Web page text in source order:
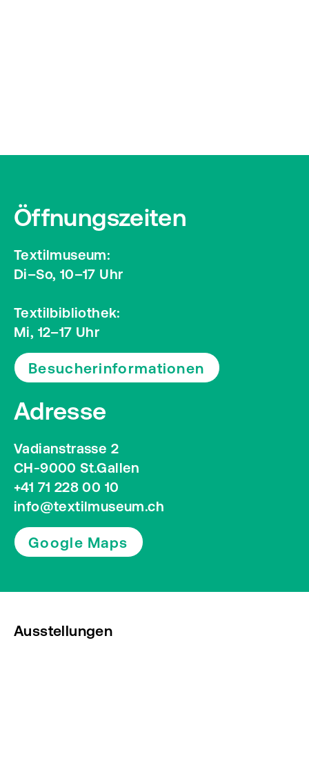
Öffnungszeiten
Textilmuseum:
Di–So, 10–17 Uhr
Textilbibliothek:
Mi, 12–17 Uhr
Besucherinformationen
Adresse
Vadianstrasse 2
CH-9000 St.Gallen
+41 71 228 00 10
info@textilmuseum.ch
Google Maps
Ausstellungen